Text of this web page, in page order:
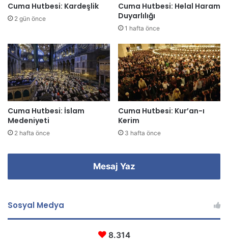
g
r
i
n
i
z
Cuma Hutbesi: Kardeşlik
2 gün önce
Cuma Hutbesi: Helal Haram
Duyarlılığı
1 hafta önce
Cuma Hutbesi: İslam
Medeniyeti
2 hafta önce
Cuma Hutbesi: Kur’an-ı
Kerim
3 hafta önce
Mesaj Yaz
Sosyal Medya
8.314